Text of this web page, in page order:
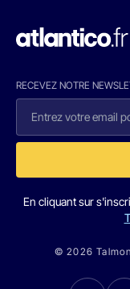
RECEVEZ NOTRE
En cliquant sur
© 2026